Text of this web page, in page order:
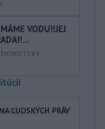
VODU‼️JEJ
| 569
ĽUDSKÝCH PRÁV